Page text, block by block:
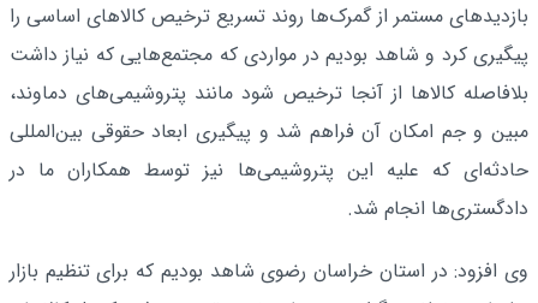
بازدیدهای مستمر از گمرک‌ها روند تسریع ترخیص کالاهای اساسی را
پیگیری کرد و شاهد بودیم در مواردی که مجتمع‌هایی که نیاز داشت
بلافاصله کالاها از آنجا ترخیص شود مانند پتروشیمی‌های دماوند،
مبین و جم امکان آن فراهم شد و پیگیری ابعاد حقوقی بین‌المللی
حادثه‌ای که علیه این پتروشیمی‌ها نیز توسط همکاران ما در
دادگستری‌ها انجام شد.
وی افزود: در استان خراسان رضوی شاهد بودیم که برای تنظیم بازار